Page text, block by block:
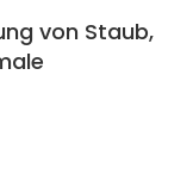
von Staub,